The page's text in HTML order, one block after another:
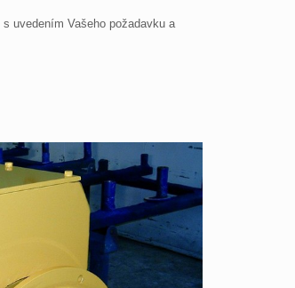
s uvedením Vašeho požadavku a